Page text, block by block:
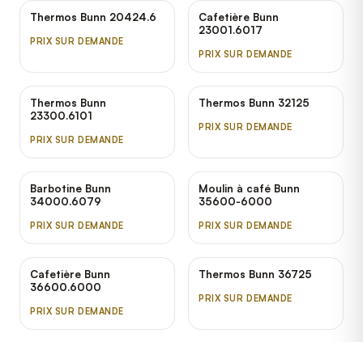
Thermos Bunn 20424.6
PRIX SUR DEMANDE
Cafetière Bunn
23001.6017
PRIX SUR DEMANDE
Thermos Bunn
23300.6101
PRIX SUR DEMANDE
Thermos Bunn 32125
PRIX SUR DEMANDE
Barbotine Bunn
34000.6079
PRIX SUR DEMANDE
Moulin à café Bunn
35600-6000
PRIX SUR DEMANDE
Cafetière Bunn
36600.6000
PRIX SUR DEMANDE
Thermos Bunn 36725
PRIX SUR DEMANDE